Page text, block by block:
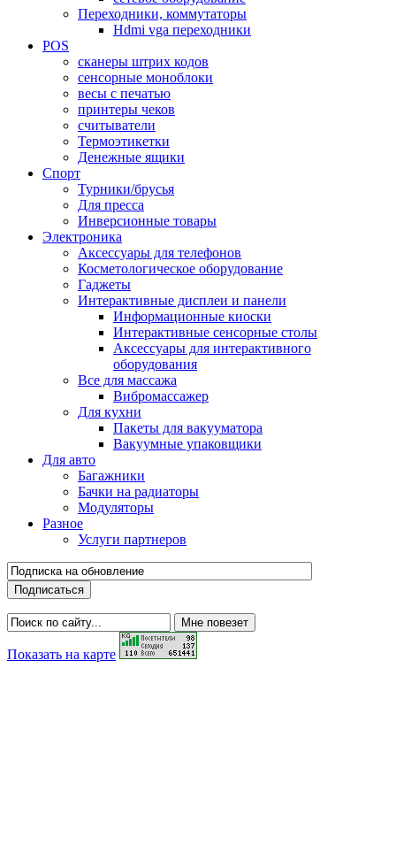
Переходники, коммутаторы
Hdmi vga переходники
POS
сканеры штрих кодов
сенсорные моноблоки
весы с печатью
принтеры чеков
считыватели
Термоэтикетки
Денежные ящики
Спорт
Турники/брусья
Для пресса
Инверсионные товары
Электроника
Аксессуары для телефонов
Косметологическое оборудование
Гаджеты
Интерактивные дисплеи и панели
Информационные киоски
Интерактивные сенсорные столы
Аксессуары для интерактивного
оборудования
Все для массажа
Вибромассажер
Для кухни
Пакеты для вакууматора
Вакуумные упаковщики
Для авто
Багажники
Бачки на радиаторы
Модуляторы
Разное
Услуги партнеров
Показать на карте